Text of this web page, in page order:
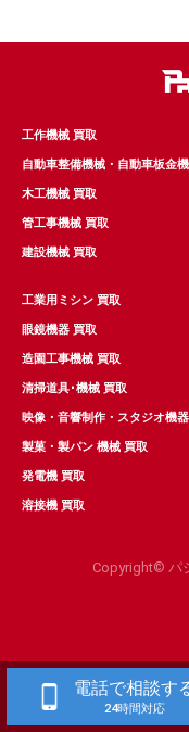
電話で相談す
24時間対応
工作機械 買取
自動車整備機械・自動車板金
木工機械 買取
管工事機械 買取
建設機械 買取
工業用ミシン 買取
眼鏡機器 買取
造園工事機械 買取
清掃道具･機械 買取
映像・音響制作・スタジオ機
製菓・製パン 機械 買取
発電機 買取
溶接機 買取
Copyright© パ